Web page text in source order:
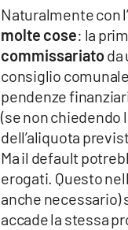
Naturalmente con
molte cose: la
commissariatoda
consiglio
pendenze
(se non chiedendo
dell’aliquota
Ma il default
erogati. Questo
anche necessario)
accade la stessa